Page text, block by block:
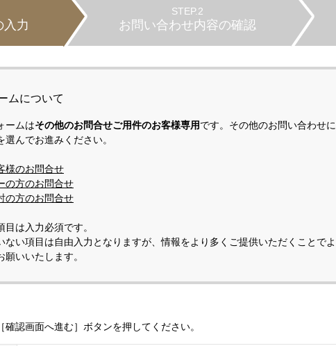
入力
STEP.2
お問い合わせ内容の確認
ムについて
ームはその他のお問合せご用件のお客様専用です。その他のお問い合わせ
んでお進みください。
様のお問合せ
の方のお問合せ
の方のお問合せ
は入力必須です。
ない項目は自由入力となりますが、情報をより多くご提供いただくことで
願いいたします。
認画面へ進む］ボタンを押してください。